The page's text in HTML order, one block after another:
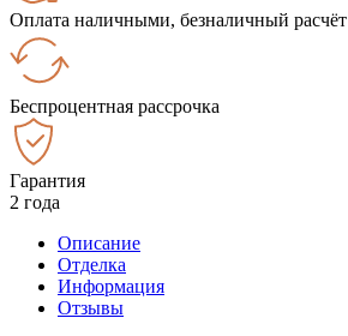
Оплата наличными, безналичный расчёт
Беспроцентная рассрочка
Гарантия
2 года
Описание
Отделка
Информация
Отзывы